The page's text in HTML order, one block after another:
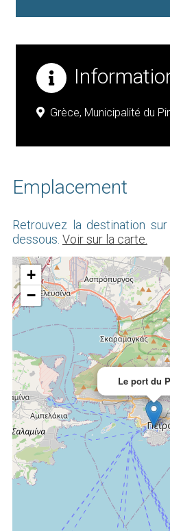
Grèce, Municipalité du
Emplacement
Retrouvez la destination
dessous. Voir sur la carte.
Le port du
+
−